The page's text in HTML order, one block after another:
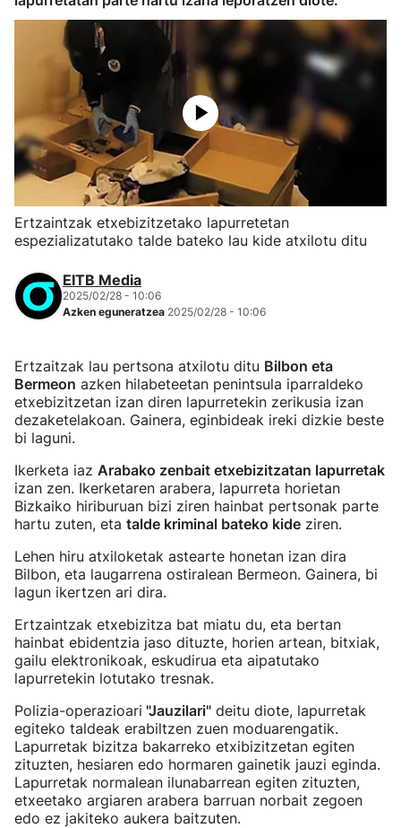
Ertzaintzak etxebizitzetako lapurretetan
espezializatutako talde bateko lau kide atxilotu ditu
EITB Media
2025/02/28 - 10:06
Azken eguneratzea 2025/02/28 - 10:06
Ertzaitzak lau pertsona atxilotu ditu Bilbon eta
Bermeon azken hilabeteetan penintsula iparraldeko
etxebizitzetan izan diren lapurretekin zerikusia izan
dezaketelakoan. Gainera, eginbideak ireki dizkie beste
bi laguni.
Ikerketa iaz Arabako zenbait etxebizitzatan lapurretak
izan zen. Ikerketaren arabera, lapurreta horietan
Bizkaiko hiriburuan bizi ziren hainbat pertsonak parte
hartu zuten, eta talde kriminal bateko kide ziren.
Lehen hiru atxiloketak astearte honetan izan dira
Bilbon, eta laugarrena ostiralean Bermeon. Gainera, bi
lagun ikertzen ari dira.
Ertzaintzak etxebizitza bat miatu du, eta bertan
hainbat ebidentzia jaso dituzte, horien artean, bitxiak,
gailu elektronikoak, eskudirua eta aipatutako
lapurretekin lotutako tresnak.
Polizia-operazioari "Jauzilari" deitu diote, lapurretak
egiteko taldeak erabiltzen zuen moduarengatik.
Lapurretak bizitza bakarreko etxibizitzetan egiten
zituzten, hesiaren edo hormaren gainetik jauzi eginda.
Lapurretak normalean ilunabarrean egiten zituzten,
etxeetako argiaren arabera barruan norbait zegoen
edo ez jakiteko aukera baitzuten.